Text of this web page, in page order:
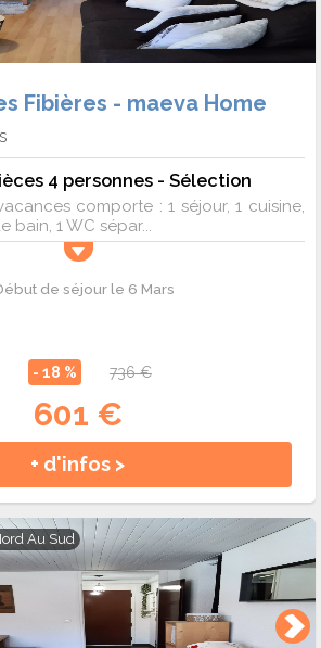
Fibières - maeva Home
4 personnes - Sélection
comporte : 1 séjour, 1 cuisine,
bain, 1 WC sépar...
de séjour le 6 Mars
- 18 % 736 €
601 €
+ d'infos >
Au Sud